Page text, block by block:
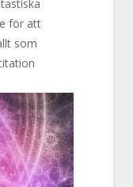
för att
som